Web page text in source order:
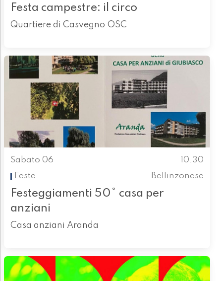
Festa campestre: il circo
Quartiere di Casvegno OSC
Sabato 06
10.30
Feste
Bellinzonese
Festeggiamenti 50° casa per
anziani
Casa anziani Aranda